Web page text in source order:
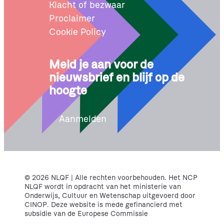
Klacht of bezwaar
Proclaimer
Cookie Policy
Meld je aan voor de
nieuwsbrief en blijf op de
hoogte
Aanmelden
© 2026 NLQF | Alle rechten voorbehouden. Het NCP
NLQF wordt in opdracht van het ministerie van
Onderwijs, Cultuur en Wetenschap uitgevoerd door
CINOP. Deze website is mede gefinancierd met
subsidie van de Europese Commissie